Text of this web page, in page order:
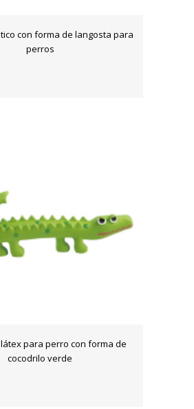
con forma de langosta para
perros
para perro con forma de
cocodrilo verde